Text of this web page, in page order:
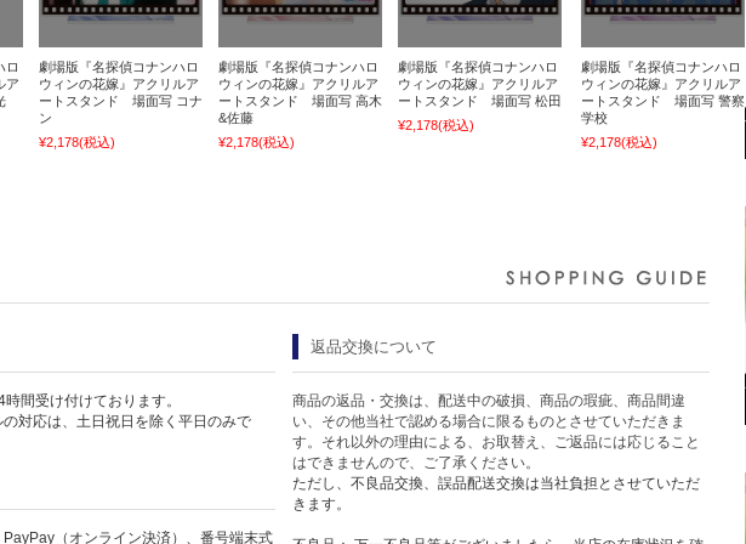
ロ
ア
劇場版『名探偵コナンハロ
ウィンの花嫁』アクリルア
ートスタンド 場面写 コナ
ン
¥2,178(税込)
劇場版『名探偵コナンハロ
ウィンの花嫁』アクリルア
ートスタンド 場面写 高木
&佐藤
¥2,178(税込)
劇場版『名探偵コナンハロ
ウィンの花嫁』アクリルア
ートスタンド 場面写 松田
¥2,178(税込)
劇場版『名探偵コナンハロ
ウィンの花嫁』アクリルア
ートスタンド 場面写 警察
学校
¥2,178(税込)
間受け付けております。
対応は、土日祝日を除く平日のみで
（オンライン決済）、番号端末式
返品交換について
商品の返品・交換は、配送中の破損、商品の瑕疵、商品間違
い、その他当社で認める場合に限るものとさせていただきま
す。それ以外の理由による、お取替え、ご返品には応じること
はできませんので、ご了承ください。
ただし、不良品交換、誤品配送交換は当社負担とさせていただ
きます。